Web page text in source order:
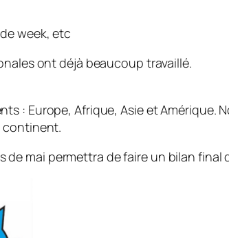
week, etc
ont déjà beaucoup travaillé.
: Europe, Afrique, Asie et
continent.
mai permettra de faire un bilan final